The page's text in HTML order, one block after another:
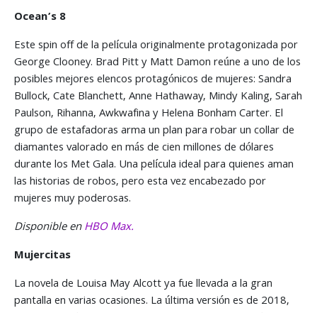
Ocean’s 8
Este spin off de la película originalmente protagonizada por
George Clooney. Brad Pitt y Matt Damon reúne a uno de los
posibles mejores elencos protagónicos de mujeres: Sandra
Bullock, Cate Blanchett, Anne Hathaway, Mindy Kaling, Sarah
Paulson, Rihanna, Awkwafina y Helena Bonham Carter. El
grupo de estafadoras arma un plan para robar un collar de
diamantes valorado en más de cien millones de dólares
durante los Met Gala. Una película ideal para quienes aman
las historias de robos, pero esta vez encabezado por
mujeres muy poderosas.
Disponible enHBO Max.
Mujercitas
La novela de Louisa May Alcott ya fue llevada a la gran
pantalla en varias ocasiones. La última versión es de 2018,